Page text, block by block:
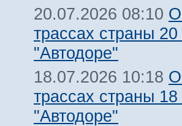
20.07.2026 08:10 О
трассах страны
"Автодоре"
18.07.2026 10:18 О
трассах страны
"Автодоре"